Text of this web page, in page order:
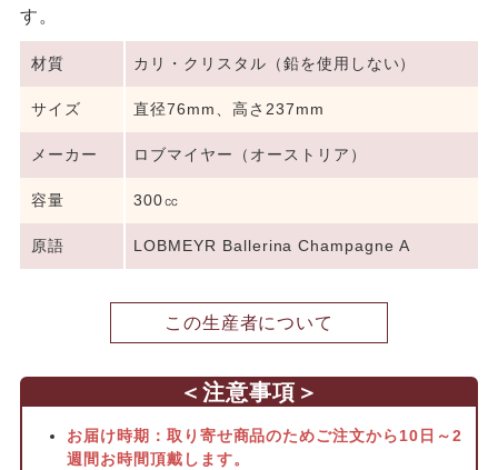
す。
材質 カリ・クリスタル（鉛を使用しない）
サイズ 直径76mm、高さ237mm
メーカー ロブマイヤー（オーストリア）
容量 300㏄
原語 LOBMEYR Ballerina Champagne A
この生産者について
＜注意事項＞
お届け時期：取り寄せ商品のためご注文から10日～2
週間お時間頂戴します。